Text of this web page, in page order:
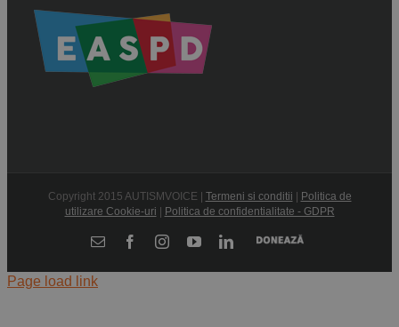
Copyright 2015 AUTISMVOICE | Termeni si conditii | Politica de
utilizare Cookie-uri | Politica de confidentialitate - GDPR
E-
FacebookInstagramYouTubeLinkedIn
Donează
Page load link